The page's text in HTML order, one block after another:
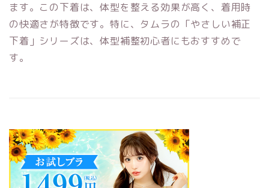
ます。この下着は、体型を整える効果が高く、着用時
の快適さが特徴です。特に、タムラの「やさしい補正
下着」シリーズは、体型補整初心者にもおすすめで
す。